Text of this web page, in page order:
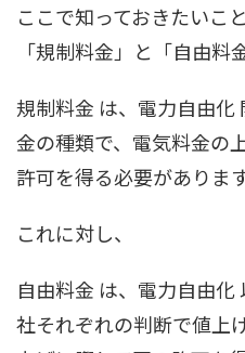
ここで知っておきたいこ
「規制料金」と「自由料
規制料金 は、電力自由
金の種類で、電気料金の
許可を得る必要があります
これに対し、
自由料金 は、電力自由
社それぞれの判断で値上